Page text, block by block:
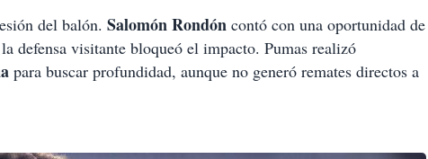
del balón. Salomón Rondón contó con una oportunidad de
defensa visitante bloqueó el impacto. Pumas realizó
para buscar profundidad, aunque no generó remates directos a